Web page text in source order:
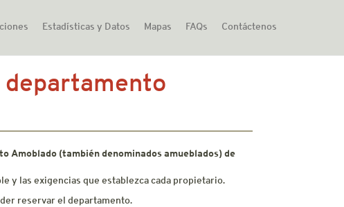
Estadísticas y Datos Mapas FAQs Contáctenos
departamento
Amoblado (también denominados amueblados) de
y las exigencias que establezca cada propietario.
reservar el departamento.